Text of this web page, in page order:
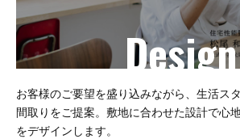
Design
お客様のご要望を盛り込みながら、生活ス
間取りをご提案。敷地に合わせた設計で心
をデザインします。